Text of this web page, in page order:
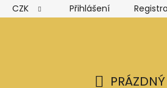
obchodu Obchodní
CZK Přihlášení